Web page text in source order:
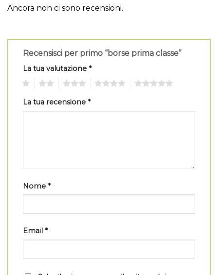
Ancora non ci sono recensioni.
Recensisci per primo “borse prima classe”
La tua valutazione *
La tua recensione *
Nome *
Email *